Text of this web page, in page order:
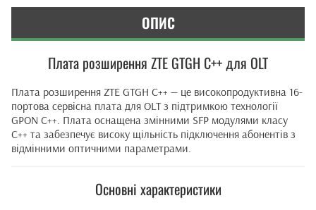
ОПИС
Плата розширення ZTE GTGH C++ для OLT
Плата розширення ZTE GTGH C++ — це високопродуктивна 16-
портова сервісна плата для OLT з підтримкою технології
GPON C++. Плата оснащена змінними SFP модулями класу
C++ та забезпечує високу щільність підключення абонентів з
відмінними оптичними параметрами.
Основні характеристики